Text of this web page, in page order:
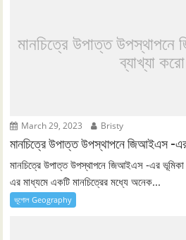
মানচিত্রে উপাত্ত
ব্যাখ্যা
March 29, 2023 Bristy
মানচিত্রে উপাত্ত উপস্থাপনে জিআইএস -এর
মানচিত্রে উপাত্ত উপস্থাপনে জিআইএস -এর
এর মাধ্যমে একটি মানচিত্রের মধ্যে অনেক...
ভূগোল Geography